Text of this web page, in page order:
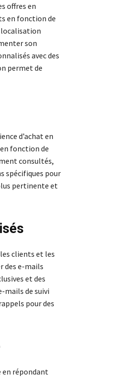
offres en
en fonction de
localisation
son
avec des
permet de
d’achat en
fonction de
consultés,
spécifiques pour
pertinente et
clients et les
des e-mails
et des
mails de suivi
pour des
en répondant